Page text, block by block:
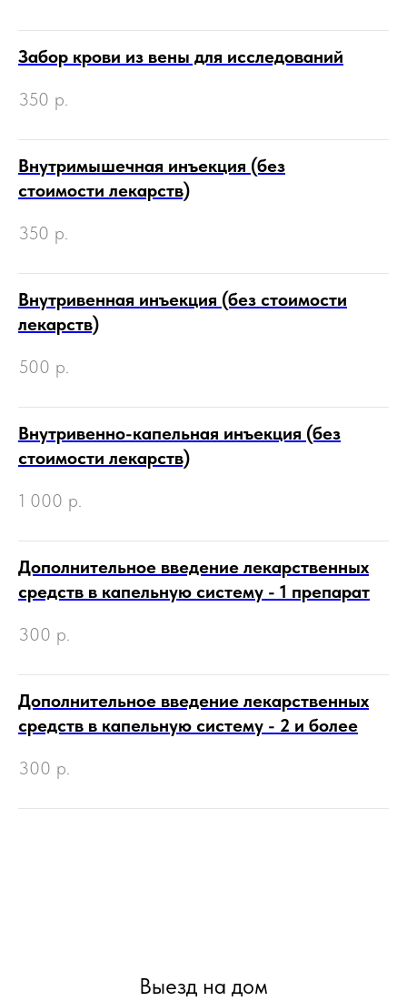
Забор крови из вены для исследований
350 р.
Внутримышечная инъекция (без
стоимости лекарств)
350 р.
Внутривенная инъекция (без стоимости
лекарств)
500 р.
Внутривенно-капельная инъекция (без
стоимости лекарств)
1 000 р.
Дополнительное введение лекарственных
средств в капельную систему - 1 препарат
300 р.
Дополнительное введение лекарственных
средств в капельную систему - 2 и более
300 р.
Выезд на дом